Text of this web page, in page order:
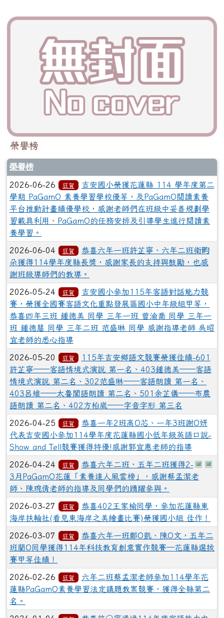
榮譽榜
榮譽榜
2026-06-26 狂賀
吉安國小榮獲花蓮縣 114 學年度第二
學期 PaGamO 素養學習學校優等，及PaGamO閱讀素養
平台推動計畫績優學校，感謝老師們在班級中妥善規劃學
習載具利用、PaGamO的任務安排及引導學生進行閱讀素
養學習。
2026-06-04 狂賀
恭喜六年一班許芷寧、六年二班衛畇
朵獲得114學年度縣長獎，感謝家長的支持與鼓勵，也感
謝班級導師們的教導。
2026-05-24 狂賀
吉安國小參加115年客語對話能力競
賽，榮獲全國賽客語文化重點發展區國小中年級組甲等，
恭喜四年三班 鍾德美 同學 三年一班 曾渝喬 同學 三年一
班 鍾德慧 同學 三年二班 范盛琳 同學 感謝指導老師 吳昭
宜老師的悉心指導
2026-05-20 狂賀
115年吉安鄉語文競賽榮獲佳績-601
許芷寧──客語情境式演說 第一名、403鍾德美──客語
情境式演說 第二名、302范盛琳──客語朗讀 第一名、
403呂雉──太魯閣語朗讀 第二名、501余芷儀──布農
語朗讀 第二名、402方柏崴──字音字形 第三名
2026-04-25 狂賀
恭喜一年2班高O芯、一年3班謝O妍
代表吉安國小參加114學年度花蓮縣國小低年級英語口說-
Show and Tell競賽獲得特優!感謝郭宜惠老師的指導
於彈
2026-04-24 狂賀
恭喜六年二班、五年二班獲得2-
3月PaGamO花蓮「素養達人風雲榜」，感謝蔡孟潔老
師、陳琬倩老師的指導及同學們的踴躍參與。
2026-03-27 狂賀
恭喜402王家榆同學，參加花蓮縣東
海岸扶輪社(看見東海岸之美繪畫比賽)榮獲國小組 佳作！
2026-03-07 狂賀
恭喜六年一班鄭O凱、陳O文，五年二
班藺O同學獲得114年科技教育創意實作競賽—花蓮縣選拔
賽甲等佳績！
2026-02-26 狂賀
六年二班蔡孟潔老師參加114學年花
蓮縣PaGamO素養學習法定議題教案競賽，獲得全縣第二
名。